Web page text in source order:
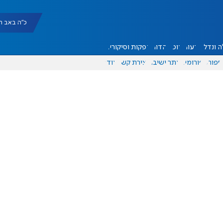
כ"ה באב תשפ"ו
ונדל"ן דעות אוכל יהדות הפקות וסיקורים
ספורט פורומים אתר ישיבה יצירת קשר עוד